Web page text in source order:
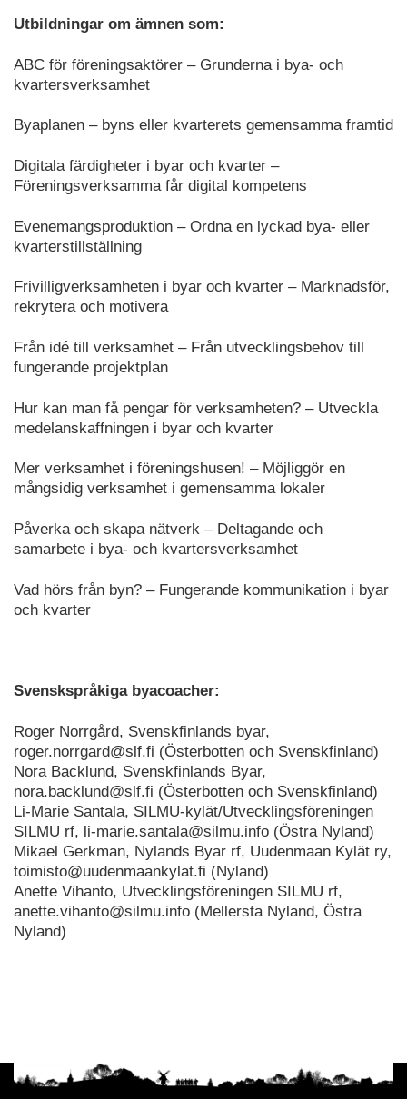
Utbildningar om ämnen som:
ABC för föreningsaktörer – Grunderna i bya- och
kvartersverksamhet
Byaplanen – byns eller kvarterets gemensamma framtid
Digitala färdigheter i byar och kvarter –
Föreningsverksamma får digital kompetens
Evenemangsproduktion – Ordna en lyckad bya- eller
kvarterstillställning
Frivilligverksamheten i byar och kvarter – Marknadsför,
rekrytera och motivera
Från idé till verksamhet – Från utvecklingsbehov till
fungerande projektplan
Hur kan man få pengar för verksamheten? – Utveckla
medelanskaffningen i byar och kvarter
Mer verksamhet i föreningshusen! – Möjliggör en
mångsidig verksamhet i gemensamma lokaler
Påverka och skapa nätverk – Deltagande och
samarbete i bya- och kvartersverksamhet
Vad hörs från byn? – Fungerande kommunikation i byar
och kvarter
Svenskspråkiga byacoacher:
Roger Norrgård, Svenskfinlands byar,
roger.norrgard@slf.fi (Österbotten och Svenskfinland)
Nora Backlund, Svenskfinlands Byar,
nora.backlund@slf.fi (Österbotten och Svenskfinland)
Li-Marie Santala, SILMU-kylät/Utvecklingsföreningen
SILMU rf, li-marie.santala@silmu.info (Östra Nyland)
Mikael Gerkman, Nylands Byar rf, Uudenmaan Kylät ry,
toimisto@uudenmaankylat.fi (Nyland)
Anette Vihanto, Utvecklingsföreningen SILMU rf,
anette.vihanto@silmu.info (Mellersta Nyland, Östra
Nyland)